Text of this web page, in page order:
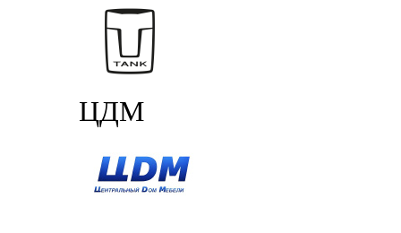
ЦДМ